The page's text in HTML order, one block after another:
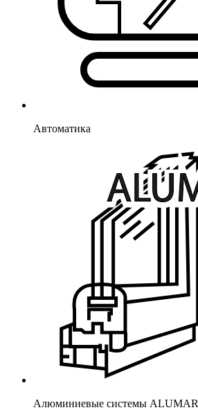
Автоматика
Алюминиевые системы